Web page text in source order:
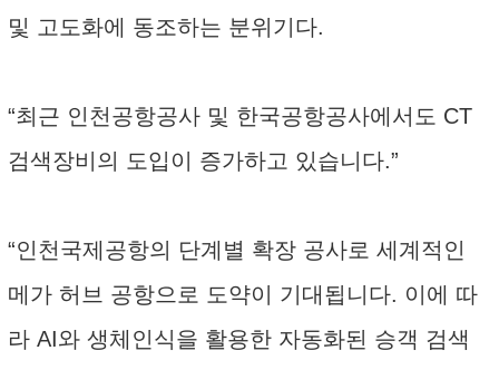
및 고도화에 동조하는 분위기다.
“최근 인천공항공사 및 한국공항공사에서도 CT
검색장비의 도입이 증가하고 있습니다.”
“인천국제공항의 단계별 확장 공사로 세계적인
메가 허브 공항으로 도약이 기대됩니다. 이에 따
라 AI와 생체인식을 활용한 자동화된 승객 검색